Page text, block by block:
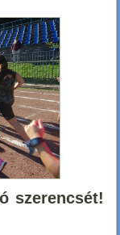
szerencsét!